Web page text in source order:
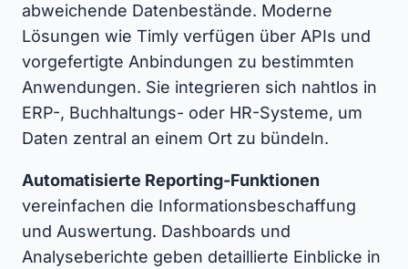
abweichende Datenbestände. Moderne
Lösungen wie Timly verfügen über APIs und
vorgefertigte Anbindungen zu bestimmten
Anwendungen. Sie integrieren sich nahtlos in
ERP-, Buchhaltungs- oder HR-Systeme, um
Daten zentral an einem Ort zu bündeln.
Automatisierte Reporting-Funktionen
vereinfachen die Informationsbeschaffung
und Auswertung. Dashboards und
Analyseberichte geben detaillierte Einblicke in